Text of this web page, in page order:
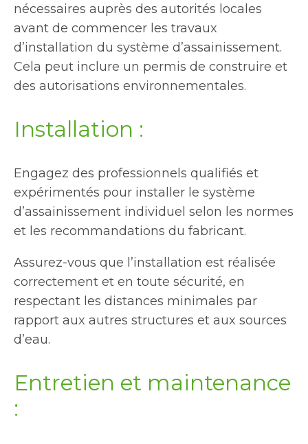
nécessaires auprès des autorités locales
avant de commencer les travaux
d’installation du système d’assainissement.
Cela peut inclure un permis de construire et
des autorisations environnementales.
Installation :
Engagez des professionnels qualifiés et
expérimentés pour installer le système
d’assainissement individuel selon les normes
et les recommandations du fabricant.
Assurez-vous que l’installation est réalisée
correctement et en toute sécurité, en
respectant les distances minimales par
rapport aux autres structures et aux sources
d’eau.
Entretien et maintenance
: